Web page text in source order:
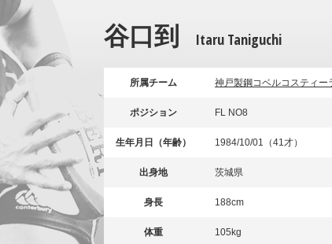
谷口到 Itaru Taniguchi
所属チーム 神戸製鋼コベルコスティー
ポジション FL NO8
生年月日（年齢） 1984/10/01（41才）
出身地 茨城県
身長 188cm
体重 105kg